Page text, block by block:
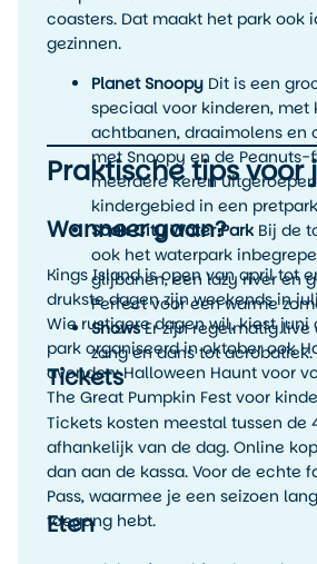
coasters. Dat maakt het park ook
gezinnen.
Planet Snoopy Dit is een
speciaal voor kinderen, met
achtbanen, draaimolens en
met Snoopy en de Peanuts-
meerdere keren
kindergebied in een
Soak City Water Park Bij de
ook het waterpark
glijbanen, een lazy river en
Perfect voor een warme
ShowsEr zijn regelmatig live
zang en dans tot acrobatiek.
Praktische tips voor
Wanneer gaan?
Kings Island is open van april tot
drukste dagen zijn weekends in
Wie rustigere dagen wil, kiest juni
park organiseerd in oktober ook
avonden: Halloween Haunt voor
The Great Pumpkin Fest voor
Tickets
Tickets kosten meestal tussen de
afhankelijk van de dag. Online
dan aan de kassa. Voor de echte
Pass, waarmee je een seizoen
toegang hebt.
Eten